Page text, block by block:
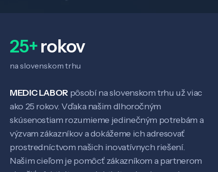
25+rokov
na slovenskom trhu
MEDIC LABOR pôsobí na slovenskom trhu už viac
ako 25 rokov. Vďaka našim dlhoročným
skúsenostiam rozumieme jedinečným potrebám a
výzvam zákazníkov a dokážeme ich adresovať
prostredníctvom našich inovatívnych riešení.
Našim cieľom je pomôcť zákazníkom a partnerom